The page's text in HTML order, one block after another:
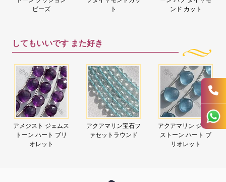
ビーズ
ト
ンド カット
してもいいです また好き
アメジスト ジェムス
トーン ハート ブリ
オレット
アクアマリン宝石フ
ァセットラウンド
アクアマリン ジェム
ストーン ハート ブ
リオレット